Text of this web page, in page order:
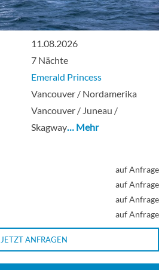
11.08.2026
7 Nächte
Emerald Princess
Vancouver / Nordamerika
Vancouver / Juneau /
Skagway… Mehr
auf Anfrage
auf Anfrage
auf Anfrage
auf Anfrage
JETZT ANFRAGEN